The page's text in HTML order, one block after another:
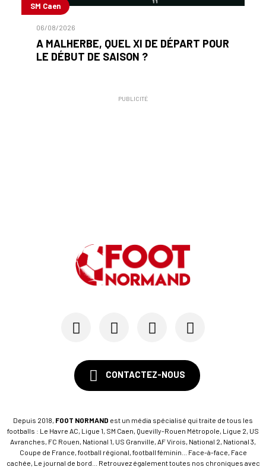
SM Caen
06/08/2026
A MALHERBE, QUEL XI DE DÉPART POUR
LE DÉBUT DE SAISON ?
PUBLICITÉ
CONTACTEZ-NOUS
Depuis 2018, FOOT NORMAND est un média spécialisé qui traite de tous les
footballs : Le Havre AC, Ligue 1, SM Caen, Quevilly-Rouen Métropole, Ligue 2, US
Avranches, FC Rouen, National 1, US Granville, AF Virois, National 2, National 3,
Coupe de France, football régional, football féminin... Face-à-face, Face
cachée, Le journal de bord... Retrouvez également toutes nos chroniques avec